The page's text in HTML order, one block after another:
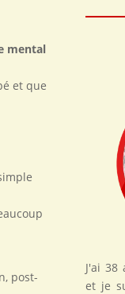
mental
et que
post-
J'ai 38
et je